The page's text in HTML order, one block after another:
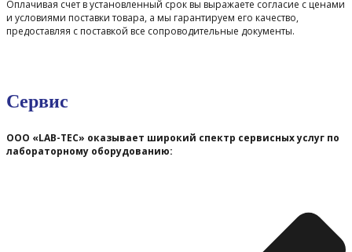
Оплачивая счет в установленный срок вы выражаете согласие с ценами
и условиями поставки товара, а мы гарантируем его качество,
предоставляя с поставкой все сопроводительные документы.
Сервис
ООО «LAB-TEC» оказывает широкий спектр сервисных услуг по
лабораторному оборудованию: